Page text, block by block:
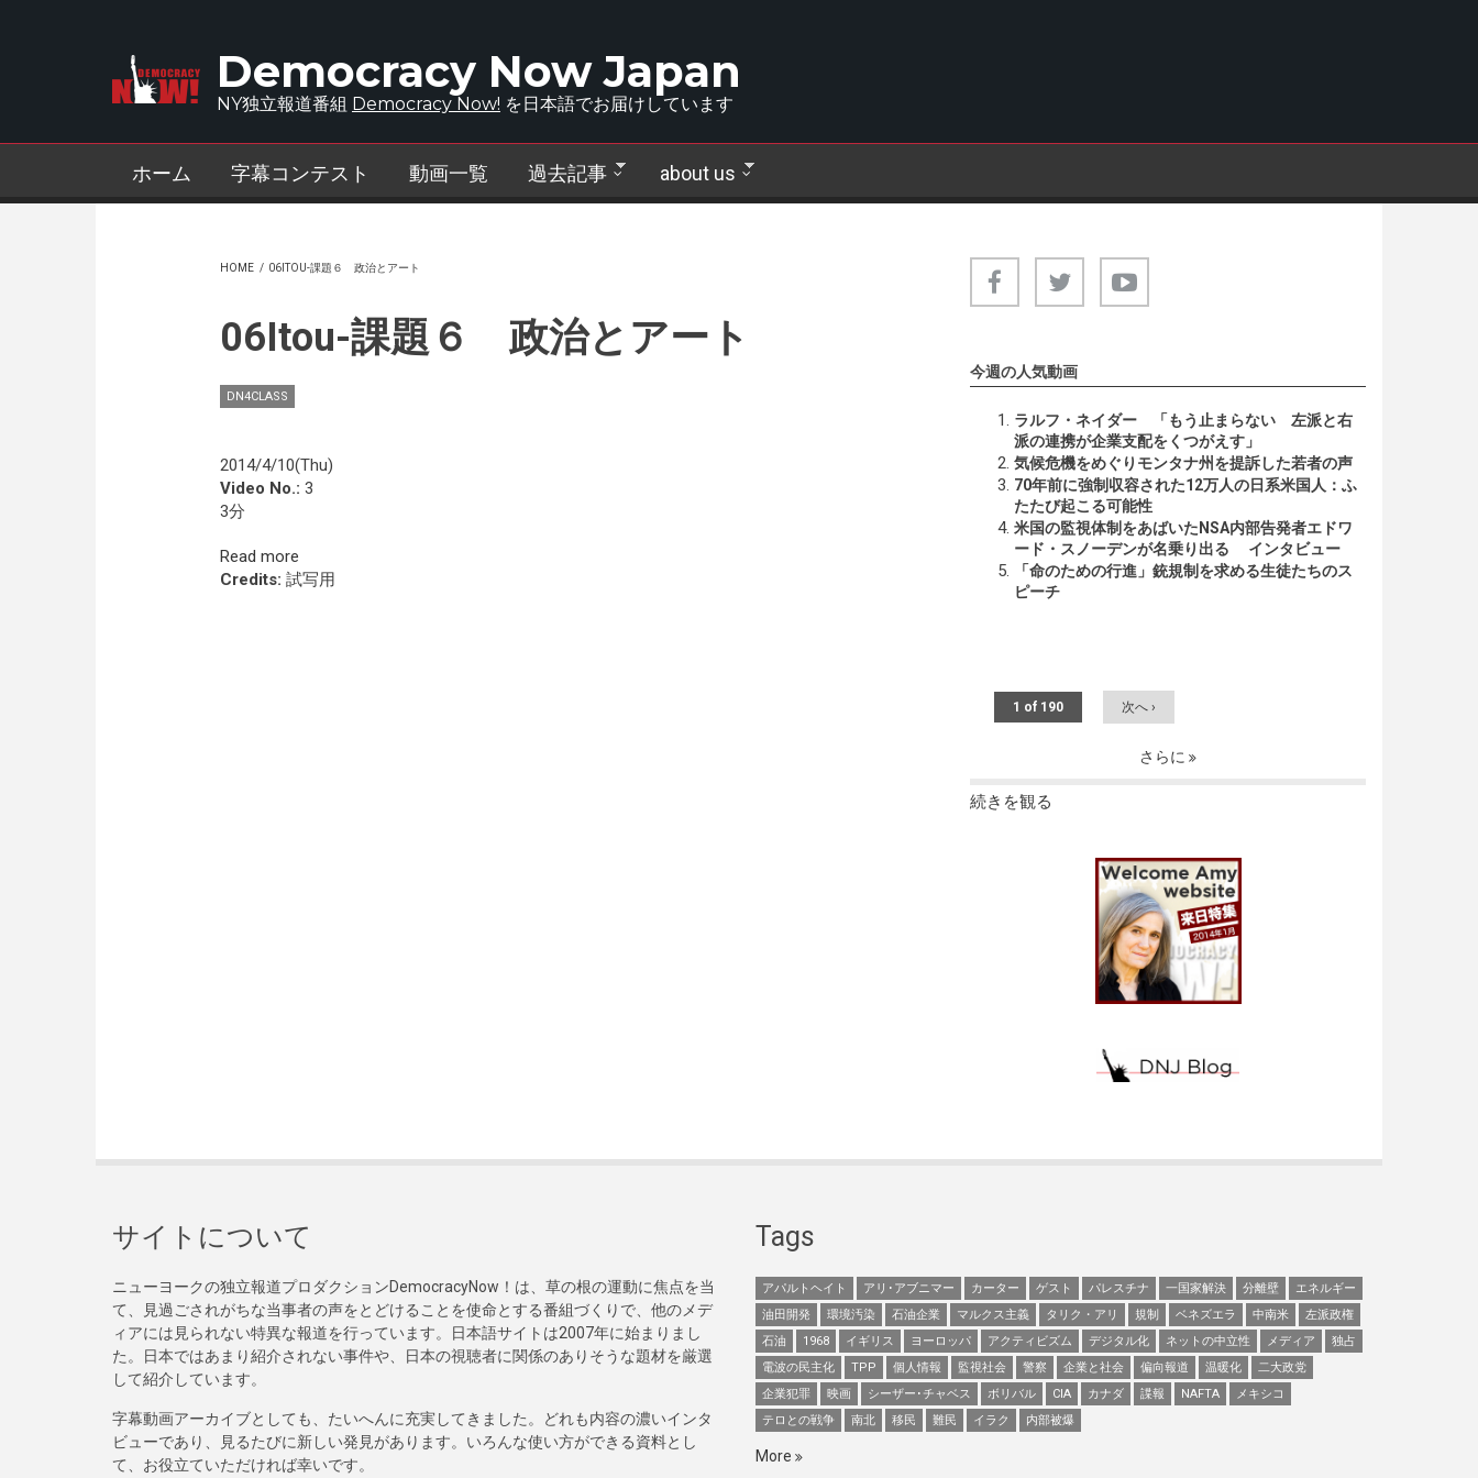
Democracy Now Japan
NY独立報道番組 Democracy Now! を日本語でお届けしています
ホーム 字幕コンテスト 動画一覧 過去記事 about us
HOME / 06ITOU-課題６ 政治とアート
06Itou-課題６ 政治とアート
DN4CLASS
2014/4/10(Thu)
Video No.: 3
3分
Read more
Credits: 試写用
今週の人気動画
ラルフ・ネイダー 「もう止まらない 左派と右
派の連携が企業支配をくつがえす」
気候危機をめぐりモンタナ州を提訴した若者の声
70年前に強制収容された12万人の日系米国人：ふ
たたび起こる可能性
米国の監視体制をあばいたNSA内部告発者エドワ
ード・スノーデンが名乗り出る インタビュー
「命のための行進」銃規制を求める生徒たちのス
ピーチ
1 of 190 次へ ›
さらに
続きを観る
サイトについて
ニューヨークの独立報道プロダクションDemocracyNow！は、草の根の運動に焦点を当
て、見過ごされがちな当事者の声をとどけることを使命とする番組づくりで、他のメデ
ィアには見られない特異な報道を行っています。日本語サイトは2007年に始まりまし
た。日本ではあまり紹介されない事件や、日本の視聴者に関係のありそうな題材を厳選
して紹介しています。
字幕動画アーカイブとしても、たいへんに充実してきました。どれも内容の濃いインタ
ビューであり、見るたびに新しい発見があります。いろんな使い方ができる資料とし
て、お役立ていただければ幸いです。
Tags
アパルトヘイト アリ･アブニマー カーター ゲスト パレスチナ 一国家解決 分離壁
エネルギー
油田開発
環境汚染 石油企業 マルクス主義 タリク・アリ 規制 ベネズエラ 中南米
左派政権
石油
1968 イギリス ヨーロッパ アクティビズム デジタル化 ネットの中立性 メディア
独占
電波の民主化
TPP 個人情報 監視社会 警察 企業と社会 偏向報道 温暖化
二大政党
企業犯罪
映画 シーザー･チャベス ボリバル CIA カナダ 諜報 NAFTA
メキシコ
テロとの戦争
南北 移民 難民 イラク 内部被爆
More